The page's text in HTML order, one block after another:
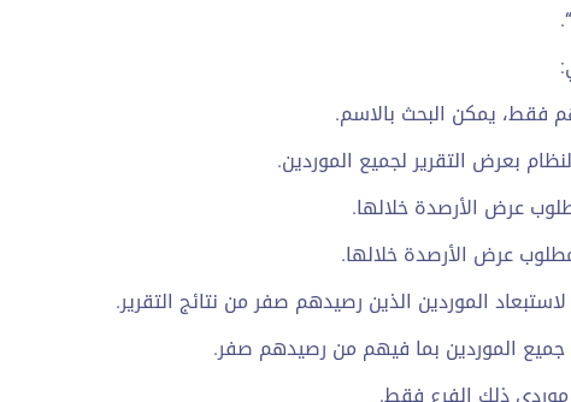
“.
فقط، يمكن البحث بالاسم.
بعرض التقرير لجميع الموردين.
عرض الأرصدة خلالها.
عرض الأرصدة خلالها.
الموردين الذين رصيدهم صفر من نتائج التقرير.
الموردين بما فيهم من رصيدهم صفر.